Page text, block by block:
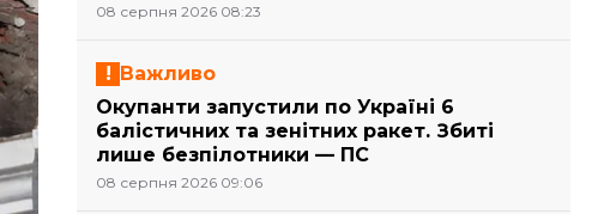
08 серпня 2026 08:23
Важливо
Окупанти запустили по Україні 6
балістичних та зенітних ракет. Збиті
лише безпілотники — ПС
08 серпня 2026 09:06